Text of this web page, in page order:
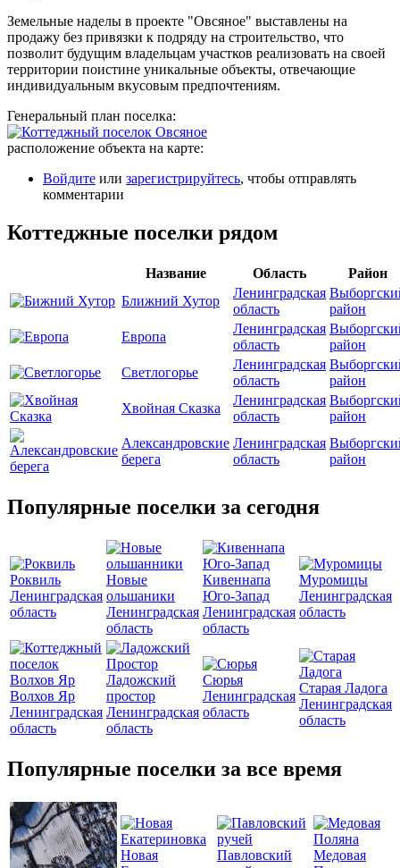
Земельные наделы в проекте "Овсяное" выставлены на
продажу без привязки к подряду на строительство, что
позволит будущим владельцам участков реализовать на своей
территории поистине уникальные объекты, отвечающие
индивидуальным вкусовым предпочтениям.
Генеральный план поселка:
расположение объекта на карте:
Войдите или зарегистрируйтесь, чтобы отправлять
комментарии
Коттеджные поселки рядом
Название Область
Район
Ближний Хутор
Ленинградская
область
район
Европа
Ленинградская
область
район
Светлогорье
Ленинградская
область
район
Хвойная Сказка
Ленинградская
область
район
Александровские
берега
Ленинградская
область
район
Популярные поселки за сегодня
Роквиль
Ленинградская
область
Новые
ольшаники
Ленинградская
область
Кивеннапа
Юго-Запад
Ленинградская
область
Муромицы
Ленинградская
область
Волхов Яр
Ленинградская
область
Ладожский
простор
Ленинградская
область
Сюрья
Ленинградская
область
Старая Ладога
Ленинградская
область
Популярные поселки за все время
Новая
Павловский
Медовая